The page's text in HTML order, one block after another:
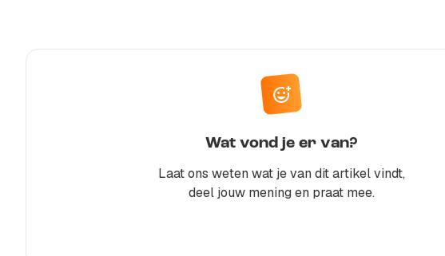
Wat vond je er van?
Laat ons weten wat je van dit artikel vindt,
deel jouw mening en praat mee.